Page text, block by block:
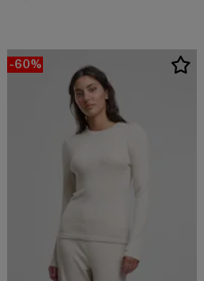
-60%